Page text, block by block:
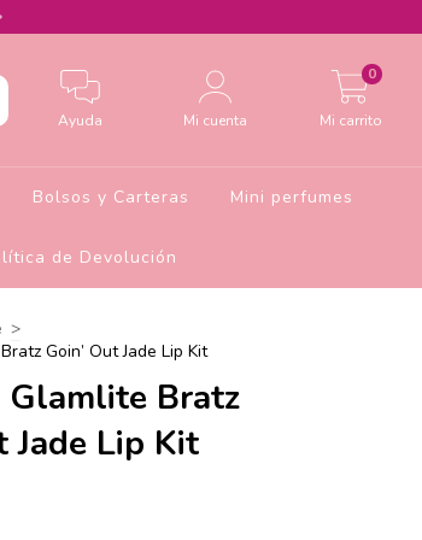
Ayuda Mi cuenta Mi carrito
0
Bolsos y Carteras Mini perfumes
de Devolución
>
Goin’ Out Jade Lip Kit
Glamlite Bratz
Jade Lip Kit